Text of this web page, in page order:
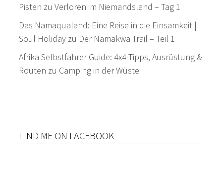
Pisten zuVerloren im Niemandsland – Tag 1
Das Namaqualand: Eine Reise in die Einsamkeit |
Soul Holiday zu Der Namakwa Trail – Teil 1
Afrika Selbstfahrer Guide: 4x4-Tipps, Ausrüstung &
Routen zu Camping in der Wüste
FIND ME ON FACEBOOK